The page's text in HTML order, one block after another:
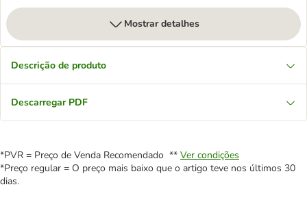
Mostrar detalhes
Descrição de produto
Descarregar PDF
*PVR = Preço de Venda Recomendado ** Ver condições
*Preço regular = O preço mais baixo que o artigo teve nos últimos 30
dias.